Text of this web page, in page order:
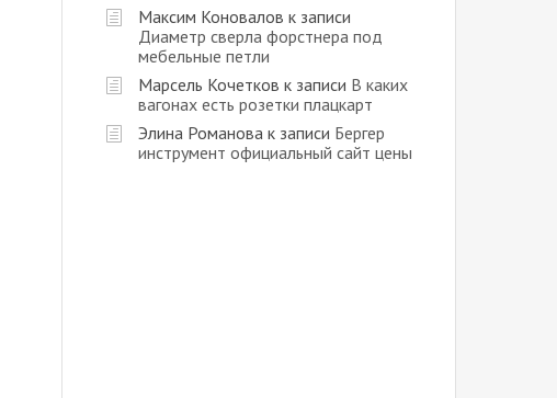
Максим Коновалов к записи
Диаметр сверла форстнера под
мебельные петли
Марсель Кочетков к записи В каких
вагонах есть розетки плацкарт
Элина Романова к записи Бергер
инструмент официальный сайт цены